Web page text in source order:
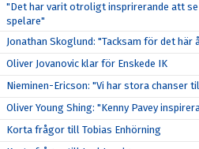
"Det har varit otroligt insprirerande att se
spelare"
Jonathan Skoglund: "Tacksam för det här
Oliver Jovanovic klar för Enskede IK
Nieminen-Ericson: "Vi har stora chanser
Oliver Young Shing: "Kenny Pavey
Korta frågor till Tobias Enhörning